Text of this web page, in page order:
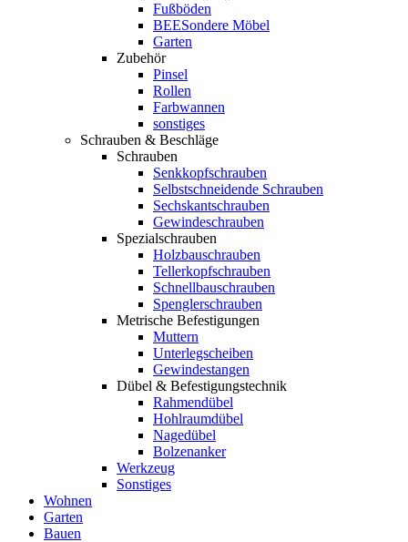
Fußböden
BEESondere Möbel
Garten
Zubehör
Pinsel
Rollen
Farbwannen
sonstiges
Schrauben & Beschläge
Schrauben
Senkkopfschrauben
Selbstschneidende Schrauben
Sechskantschrauben
Gewindeschrauben
Spezialschrauben
Holzbauschrauben
Tellerkopfschrauben
Schnellbauschrauben
Spenglerschrauben
Metrische Befestigungen
Muttern
Unterlegscheiben
Gewindestangen
Dübel & Befestigungstechnik
Rahmendübel
Hohlraumdübel
Nagedübel
Bolzenanker
Werkzeug
Sonstiges
Wohnen
Garten
Bauen